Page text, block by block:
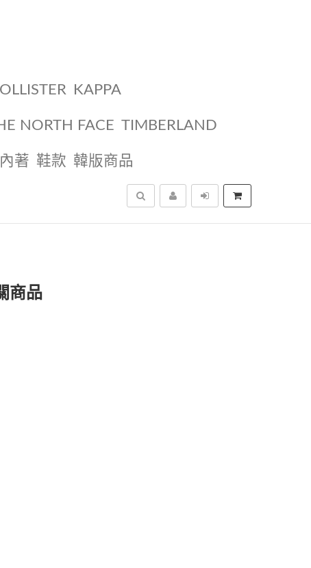
KAPPA
NORTH FACE TIMBERLAND
著 鞋款 韓版商品
搜尋
商品